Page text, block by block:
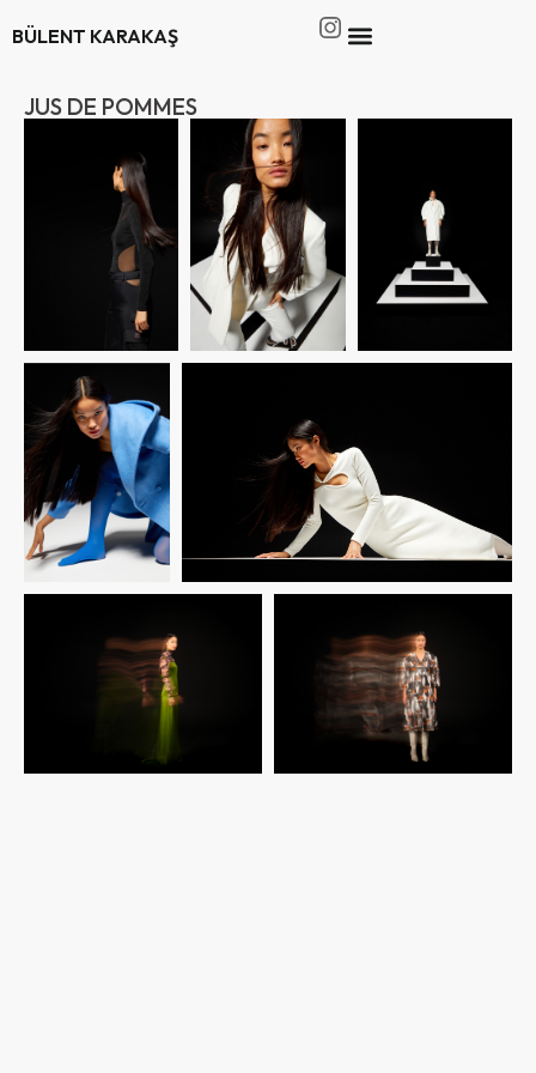
BÜLENT KARAKAŞ
JUS DE POMMES